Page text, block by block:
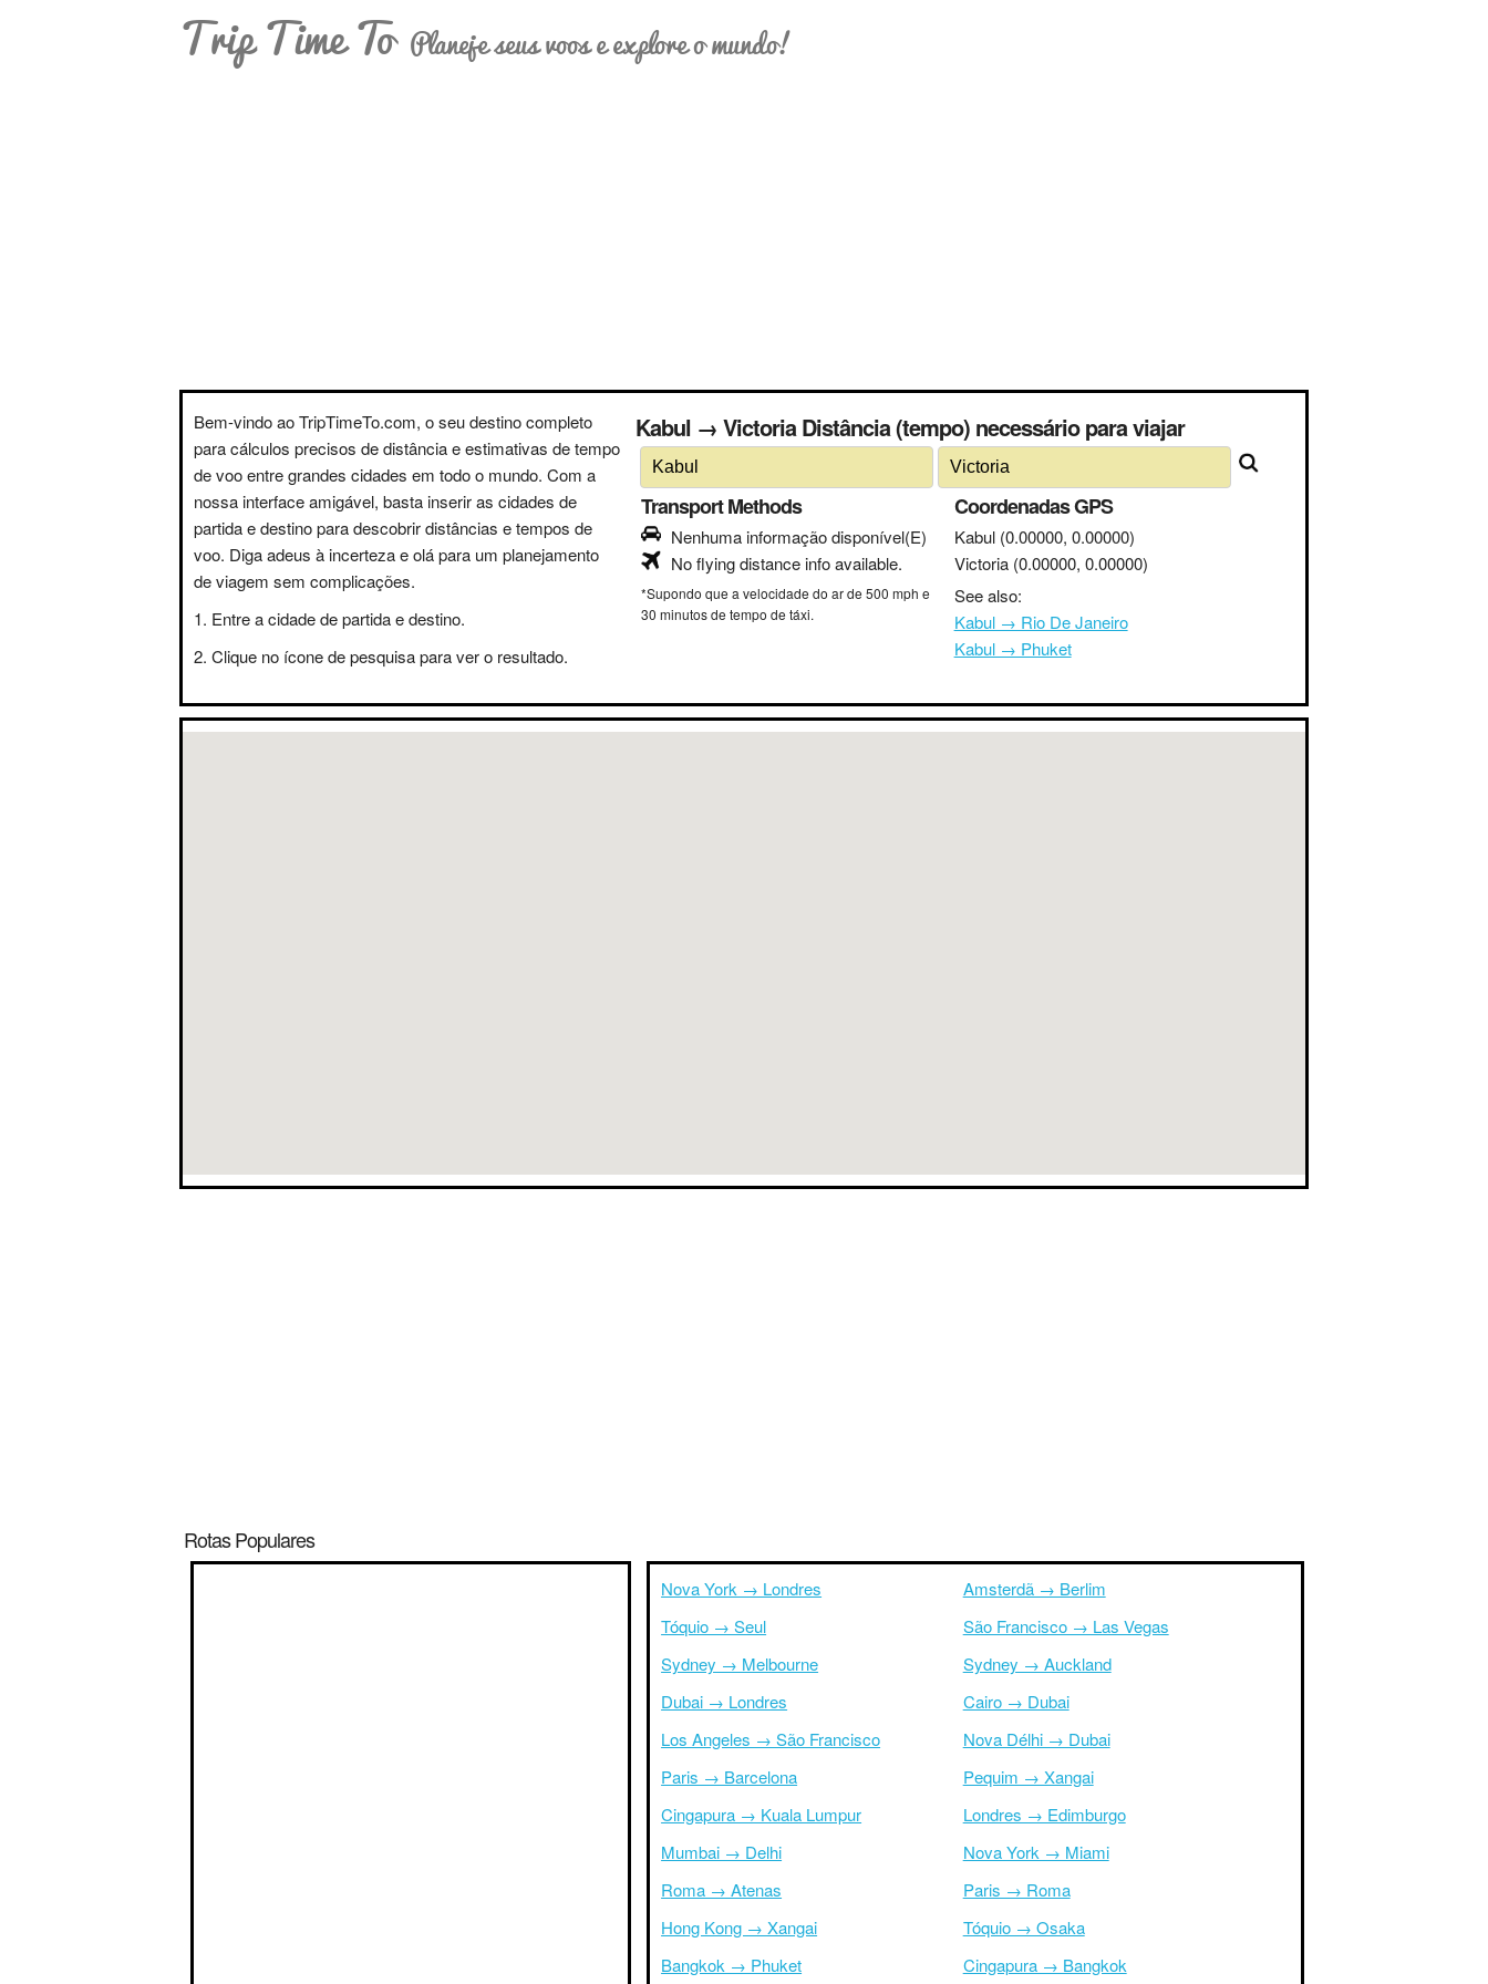
Trip Time To Planeje seus voos e explore o mundo!
Bem-vindo ao TripTimeTo.com, o seu destino completo
para cálculos precisos de distância e estimativas de tempo
de voo entre grandes cidades em todo o mundo. Com a
nossa interface amigável, basta inserir as cidades de
partida e destino para descobrir distâncias e tempos de
voo. Diga adeus à incerteza e olá para um planejamento
de viagem sem complicações.
Entre a cidade de partida e destino.
Clique no ícone de pesquisa para ver o resultado.
Kabul → Victoria Distância (tempo) necessário para viajar
Transport Methods
Nenhuma informação disponível(E)
No flying distance info available.
*Supondo que a velocidade do ar de 500 mph e
30 minutos de tempo de táxi.
Coordenadas GPS
Kabul (0.00000, 0.00000)
Victoria (0.00000, 0.00000)
See also:
Kabul → Rio De Janeiro
Kabul → Phuket
Rotas Populares
Nova York → Londres
Tóquio → Seul
Sydney → Melbourne
Dubai → Londres
Los Angeles → São Francisco
Paris → Barcelona
Cingapura → Kuala Lumpur
Mumbai → Delhi
Roma → Atenas
Hong Kong → Xangai
Bangkok → Phuket
Amsterdã → Berlim
São Francisco → Las Vegas
Sydney → Auckland
Cairo → Dubai
Nova Délhi → Dubai
Pequim → Xangai
Londres → Edimburgo
Nova York → Miami
Paris → Roma
Tóquio → Osaka
Cingapura → Bangkok